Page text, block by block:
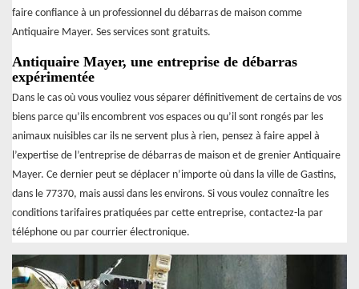
faire confiance à un professionnel du débarras de maison comme
Antiquaire Mayer. Ses services sont gratuits.
Antiquaire Mayer, une entreprise de débarras
expérimentée
Dans le cas où vous vouliez vous séparer définitivement de certains de vos
biens parce qu’ils encombrent vos espaces ou qu’il sont rongés par les
animaux nuisibles car ils ne servent plus à rien, pensez à faire appel à
l’expertise de l’entreprise de débarras de maison et de grenier Antiquaire
Mayer. Ce dernier peut se déplacer n’importe où dans la ville de Gastins,
dans le 77370, mais aussi dans les environs. Si vous voulez connaître les
conditions tarifaires pratiquées par cette entreprise, contactez-la par
téléphone ou par courrier électronique.